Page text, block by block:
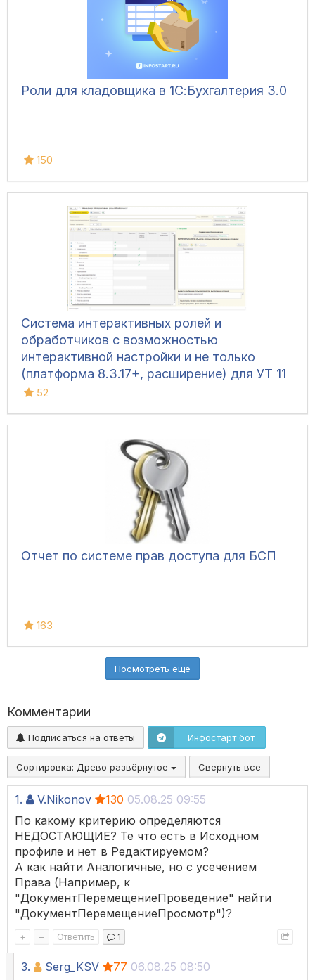
Роли для кладовщика в 1С:Бухгалтерия 3.0
150
Система интерактивных ролей и
обработчиков с возможностью
интерактивной настройки и не только
(платформа 8.3.17+, расширение) для УТ 11
(все), КА 2, ERP 2, Розница 2, УНФ 1.6/3.0,
52
Отчет по системе прав доступа для БСП
163
Посмотреть ещё
Комментарии
Подписаться на ответы Инфостарт бот
Сортировка: Древо развёрнутое Свернуть все
1. V.Nikonov 130 05.08.25 09:55
По какому критерию определяются
НЕДОСТАЮЩИЕ? Те что есть в Исходном
профиле и нет в Редактируемом?
А как найти Аналогичные, но с усечением
Права (Например, к
"ДокументПеремещениеПроведение" найти
"ДокументПеремещениеПросмотр")?
+ – Ответить 1
3. Serg_KSV 77 06.08.25 08:50